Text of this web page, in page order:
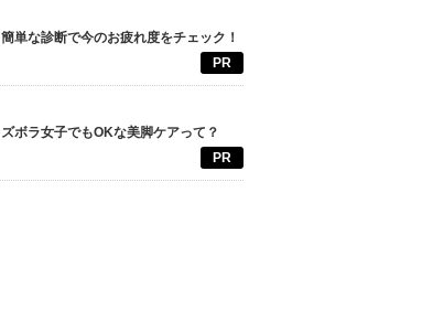
簡単な診断で今のお疲れ度をチェック！
PR
ズボラ女子でもOKな美脚ケアって？
PR